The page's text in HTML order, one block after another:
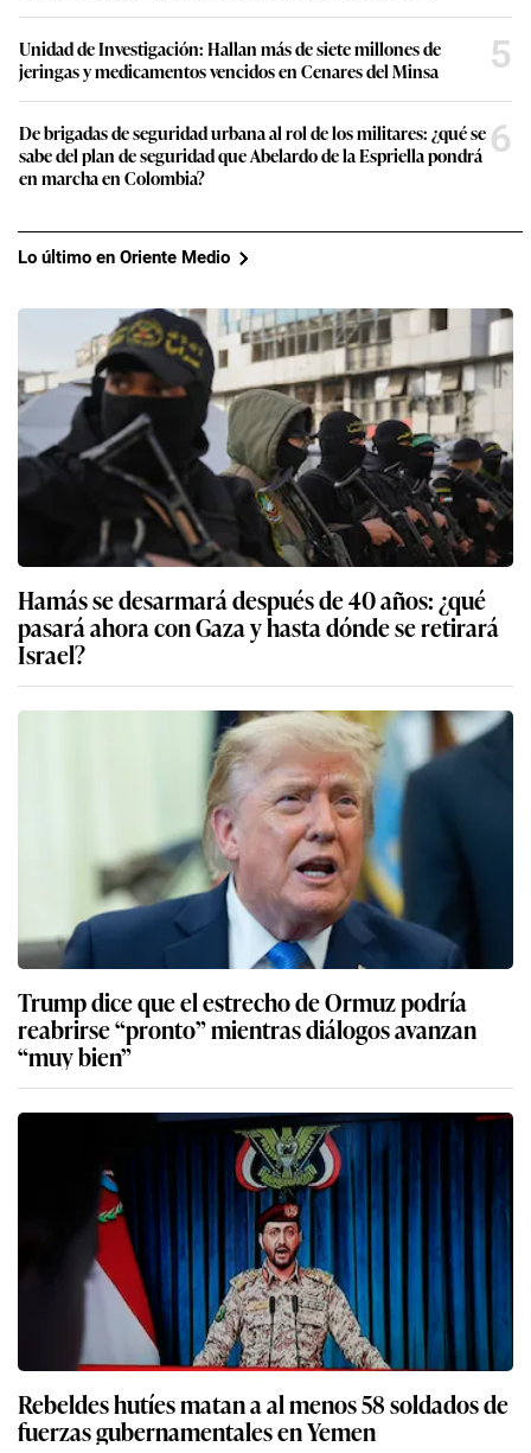
Unidad de Investigación: Hallan más de siete millones de
jeringas y medicamentos vencidos en Cenares del Minsa
5
De brigadas de seguridad urbana al rol de los militares: ¿qué se
sabe del plan de seguridad que Abelardo de la Espriella pondrá
en marcha en Colombia?
6
Lo último en Oriente Medio
Hamás se desarmará después de 40 años: ¿qué
pasará ahora con Gaza y hasta dónde se retirará
Israel?
Trump dice que el estrecho de Ormuz podría
reabrirse “pronto” mientras diálogos avanzan
“muy bien”
Rebeldes hutíes matan a al menos 58 soldados de
fuerzas gubernamentales en Yemen